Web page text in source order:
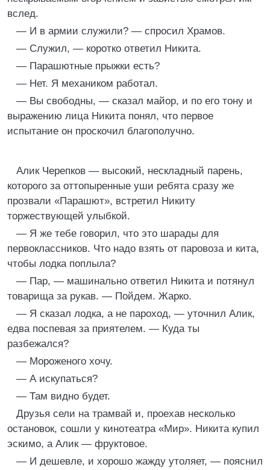
вслед.
— И в армии служили? — спросил Храмов.
— Служил, — коротко ответил Никита.
— Парашютные прыжки есть?
— Нет. Я механиком работал.
— Вы свободны, — сказал майор, и по его тону и
выражению лица Никита понял, что первое
испытание он проскочил благополучно.
Алик Черепков — высокий, нескладный парень,
которого за оттопыренные уши ребята сразу же
прозвали «Парашют», встретил Никиту
торжествующей улыбкой.
— Я же тебе говорил, что это шарады для
первоклассников. Что надо взять от паровоза и кита,
чтобы лодка поплыла?
— Пар, — машинально ответил Никита и потянул
товарища за рукав. — Пойдем. Жарко.
— Я сказал лодка, а не пароход, — уточнил Алик,
едва поспевая за приятелем. — Куда ты
разбежался?
— Мороженого хочу.
— А искупаться?
— Там видно будет.
Друзья сели на трамвай и, проехав несколько
остановок, сошли у кинотеатра «Мир». Никита купил
эскимо, а Алик — фруктовое.
— И дешевле, и хорошо жажду утоляет, — пояснил